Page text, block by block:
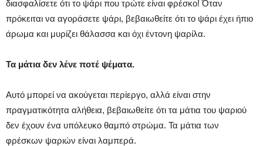
διασφαλίσετε ότι το ψάρι που τρώτε είναι φρέσκο! Όταν
πρόκειται να αγοράσετε ψάρι, βεβαιωθείτε ότι το ψάρι έχει ήπιο
άρωμα και μυρίζει θάλασσα και όχι έντονη ψαρίλα.
Τα μάτια δεν λένε ποτέ ψέματα.
Αυτό μπορεί να ακούγεται περίεργο, αλλά είναι στην
πραγματικότητα αλήθεια, βεβαιωθείτε ότι τα μάτια του ψαριού
δεν έχουν ένα υπόλευκο θαμπό στρώμα. Τα μάτια των
φρέσκων ψαριών είναι λαμπερά.